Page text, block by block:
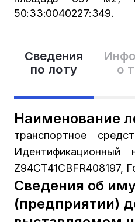
Сведения
по лоту
о
Наименование
транспортное
Z94CT41CBFR408197,
Сведения об
(предприятии)
50:33:0040227:349.